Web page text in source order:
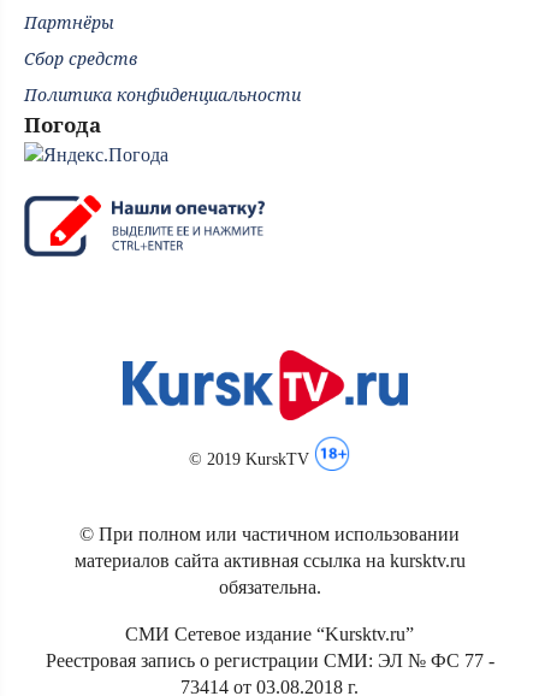
Партнёры
Сбор средств
Политика конфиденциальности
Погода
© 2019 KurskTV
© При полном или частичном использовании
материалов сайта активная ссылка на kursktv.ru
обязательна.
СМИ Сетевое издание “Kursktv.ru”
Реестровая запись о регистрации СМИ: ЭЛ № ФС 77 -
73414 от 03.08.2018 г.